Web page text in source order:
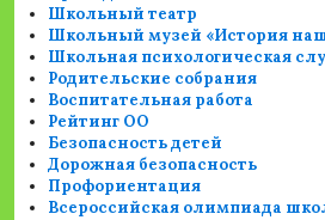
Школьный театр
Школьный музей «История
Школьная психологическая
Родительские собрания
Воспитательная работа
Рейтинг ОО
Безопасность детей
Дорожная безопасность
Профориентация
Всероссийская олимпиада